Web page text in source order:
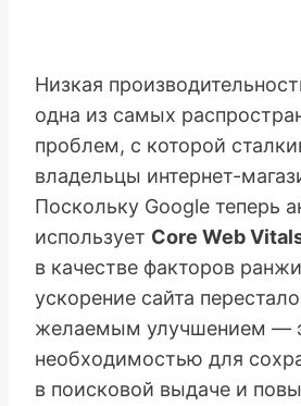
Низкая
одна из самых
проблем, с которой
владельцы интернет-
Поскольку Google теперь
использует Core Web
в качестве факторов
ускорение сайта
желаемым улучшением —
необходимостью для
в поисковой выдаче и